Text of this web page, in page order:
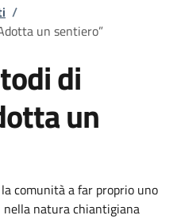
/
un sentiero”
di
un
comunità a far proprio uno
natura chiantigiana